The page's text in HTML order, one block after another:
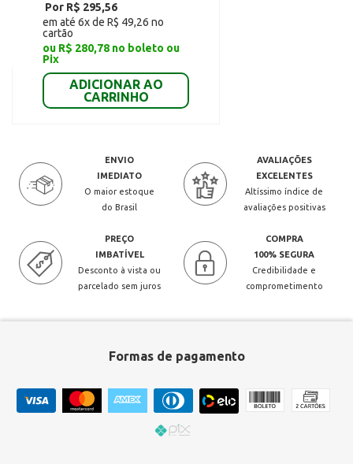
Por R$ 295,56
em até 6x de R$ 49,26 no
cartão
ou R$ 280,78 no boleto ou
Pix
ADICIONAR AO
CARRINHO
ENVIO
IMEDIATO
O maior estoque
do Brasil
AVALIAÇÕES
EXCELENTES
Altíssimo índice de
avaliações positivas
PREÇO
IMBATÍVEL
Desconto à vista ou
parcelado sem juros
COMPRA
100% SEGURA
Credibilidade e
comprometimento
Formas de pagamento